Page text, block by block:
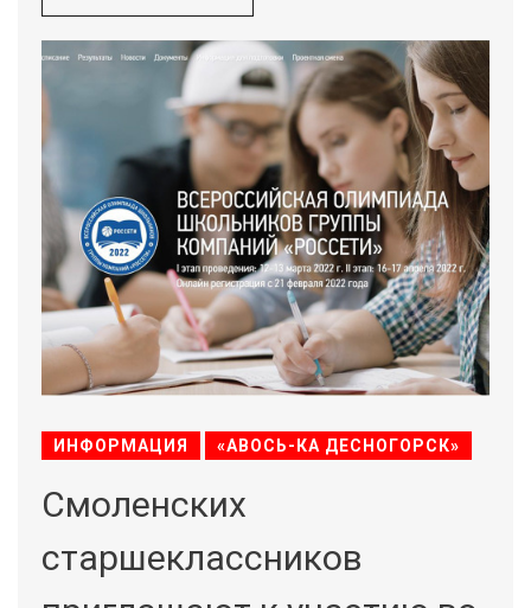
ИНФОРМАЦИЯ «АВОСЬ-КА ДЕСНОГОРСК»
Смоленских
старшеклассников